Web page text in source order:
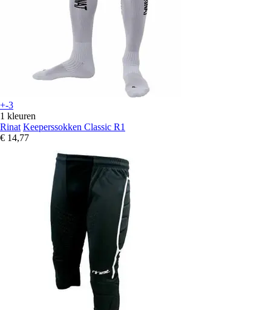
+-3
1 kleuren
Rinat Keeperssokken Classic R1
€ 14,77